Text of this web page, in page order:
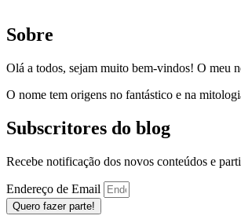
Sobre
Olá a todos, sejam muito bem-vindos! O meu
O nome tem origens no fantástico e na
Subscritores do blog
Recebe notificação dos novos conteúdos e
Endereço de Email
Quero fazer parte!